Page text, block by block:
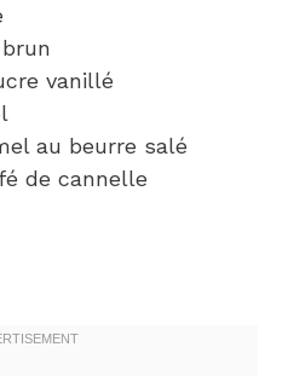
vanillé
au beurre salé
de cannelle